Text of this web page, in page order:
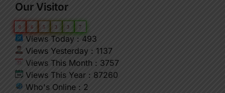
Our Visitor
0 6 5 3 3 7
Views Today : 493
Views Yesterday : 1137
Views This Month : 3757
Views This Year : 87260
Who's Online : 2